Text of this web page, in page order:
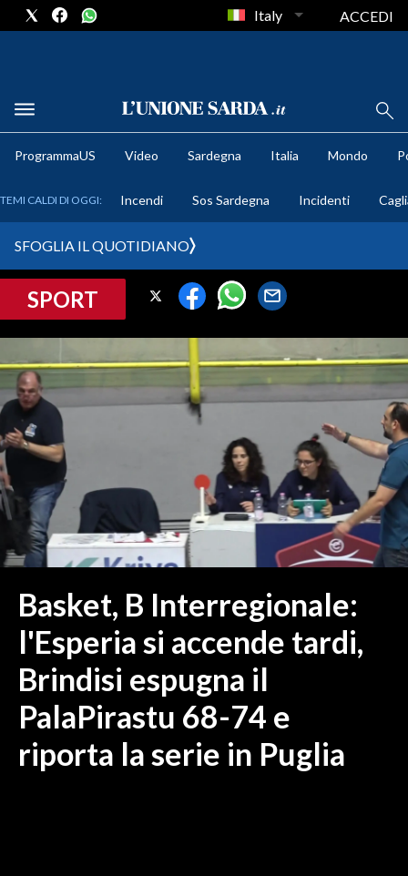
METEO
CRONACA SARDEGNA
PROVINCIA DI CAGLIARI
SULCIS IGLESIENTE
MEDIO CAMPIDANO
ORISTANO E PROVINCIA
SASSARI E PROVINCIA
GALLURA
NUORO E PROVINCIA
OGLIASTRA
ITALIA
MONDO
POLITICA
ECONOMIA
Italy ACCEDI
ProgrammaUS Video Sardegna Italia Mondo
TEMI CALDI DI OGGI: Incendi Sos Sardegna Incidenti
SFOGLIA IL QUOTIDIANO
SPORT
Basket, B Interregionale:
l'Esperia si accende tardi,
Brindisi espugna il
PalaPirastu 68-74 e
riporta la serie in Puglia